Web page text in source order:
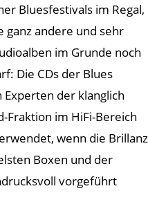
Bluesfestivals im Regal,
ganz andere und sehr
im Grunde noch
Die CDs der Blues
der klanglich
Fraktion im HiFi-Bereich
wenn die Brillanz
Boxen und der
vorgeführt